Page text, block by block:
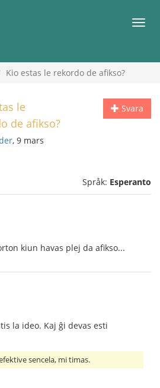
Meny
Kio estas le rekordo de afikso?
Svara
le
de afikso?
, 9 mars
Språk: Esperanto
kiun havas plej da afikso...
la ideo. Kaj ĝi devas esti
sencela, mi timas.